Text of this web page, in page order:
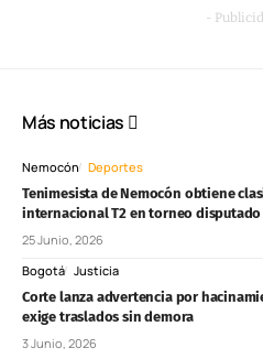
-
Más noticias
Nemocón Deportes
Tenimesista de Nemocón obtiene
internacional T2 en torneo
25 Junio, 2026
Bogotá Justicia
Corte lanza advertencia por
exige traslados sin demora
3 Junio, 2026